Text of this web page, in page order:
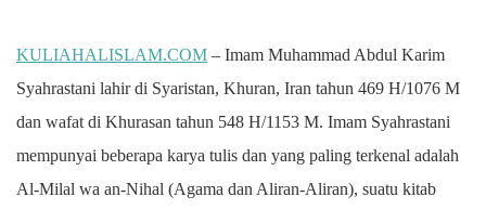
KULIAHALISLAM.COM – Imam Muhammad Abdul Karim
Syahrastani lahir di Syaristan, Khuran, Iran tahun 469 H/1076 M
dan wafat di Khurasan tahun 548 H/1153 M. Imam Syahrastani
mempunyai beberapa karya tulis dan yang paling terkenal adalah
Al-Milal wa an-Nihal (Agama dan Aliran-Aliran), suatu kitab